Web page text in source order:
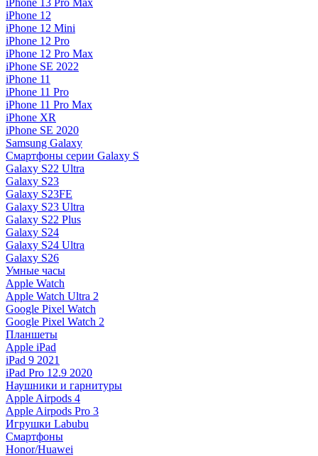
iPhone 13 Pro Max
iPhone 12
iPhone 12 Mini
iPhone 12 Pro
iPhone 12 Pro Max
iPhone SE 2022
iPhone 11
iPhone 11 Pro
iPhone 11 Pro Max
iPhone XR
iPhone SE 2020
Samsung Galaxy
Смартфоны серии Galaxy S
Galaxy S22 Ultra
Galaxy S23
Galaxy S23FE
Galaxy S23 Ultra
Galaxy S22 Plus
Galaxy S24
Galaxy S24 Ultra
Galaxy S26
Умные часы
Apple Watch
Apple Watch Ultra 2
Google Pixel Watch
Google Pixel Watch 2
Планшеты
Apple iPad
iPad 9 2021
iPad Pro 12.9 2020
Наушники и гарнитуры
Apple Airpods 4
Apple Airpods Pro 3
Игрушки Labubu
Смартфоны
Honor/Huawei